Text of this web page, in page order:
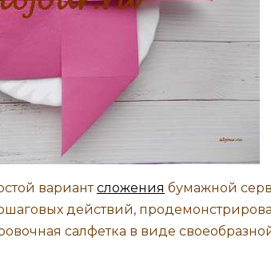
вариантсложения бумажной
действий,
салфетка в виде